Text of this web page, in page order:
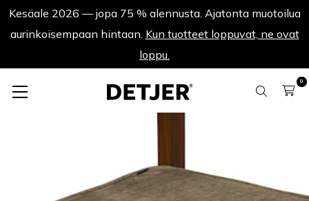
Kesäale 2026 — jopa 75 % alennusta. Ajatonta muotoilua
aurinkoisempaan hintaan. Kun tuotteet loppuvat, ne ovat
loppu.
0
Cushion Box Chair Gérard - Samettivihreä